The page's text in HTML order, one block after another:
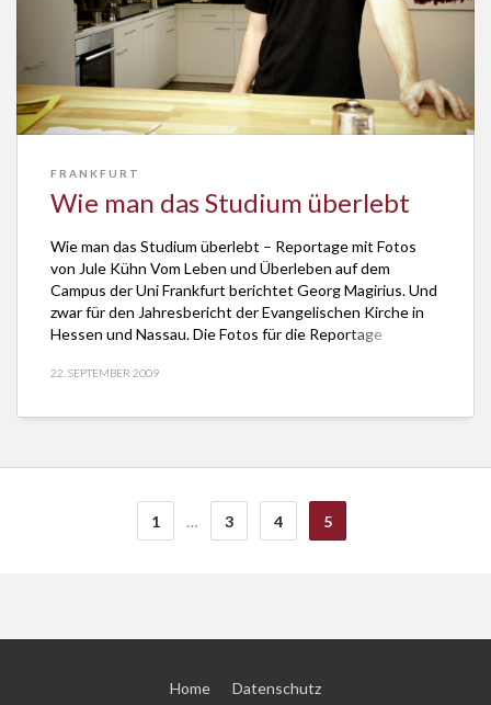
FRANKFURT
Wie man das Studium überlebt
Wie man das Studium überlebt – Reportage mit Fotos
von Jule Kühn Vom Leben und Überleben auf dem
Campus der Uni Frankfurt berichtet Georg Magirius. Und
zwar für den Jahresbericht der Evangelischen Kirche in
Hessen und Nassau. Die Fotos für die Reportage
Die Redaktion hat Matthias Pape. […]
22. SEPTEMBER 2009
1 … 3 4 5
Home Datenschutz